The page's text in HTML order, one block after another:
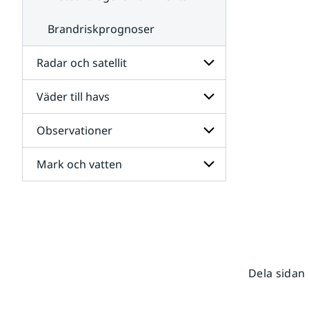
Brandriskprognoser
Radar och satellit
Undersidor
för
Radar
och
satellit
Väder till havs
Undersidor
för
Väder
till
havs
Observationer
Undersidor
för
Mark och vatten
Dela sidan